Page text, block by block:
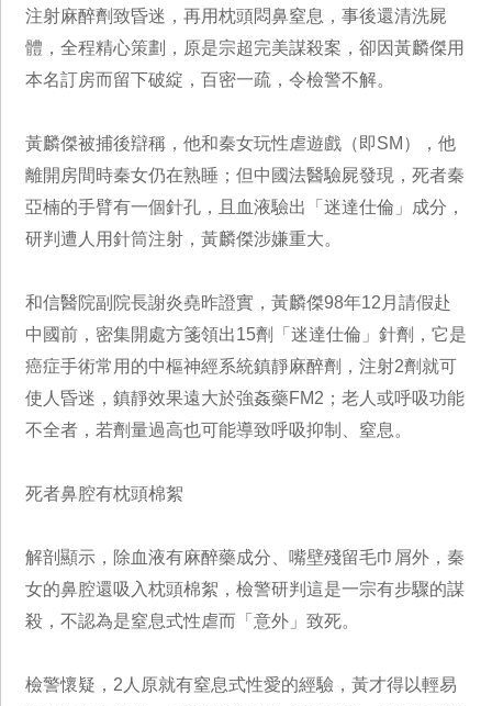
注射麻醉劑致昏迷，再用枕頭悶鼻窒息，事後還清洗屍
體，全程精心策劃，原是宗超完美謀殺案，卻因黃麟傑用
本名訂房而留下破綻，百密一疏，令檢警不解。
黃麟傑被捕後辯稱，他和秦女玩性虐遊戲（即SM），他
離開房間時秦女仍在熟睡；但中國法醫驗屍發現，死者秦
亞楠的手臂有一個針孔，且血液驗出「迷達仕倫」成分，
研判遭人用針筒注射，黃麟傑涉嫌重大。
和信醫院副院長謝炎堯昨證實，黃麟傑98年12月請假赴
中國前，密集開處方箋領出15劑「迷達仕倫」針劑，它是
癌症手術常用的中樞神經系統鎮靜麻醉劑，注射2劑就可
使人昏迷，鎮靜效果遠大於強姦藥FM2；老人或呼吸功能
不全者，若劑量過高也可能導致呼吸抑制、窒息。
死者鼻腔有枕頭棉絮
解剖顯示，除血液有麻醉藥成分、嘴壁殘留毛巾屑外，秦
女的鼻腔還吸入枕頭棉絮，檢警研判這是一宗有步驟的謀
殺，不認為是窒息式性虐而「意外」致死。
檢警懷疑，2人原就有窒息式性愛的經驗，黃才得以輕易